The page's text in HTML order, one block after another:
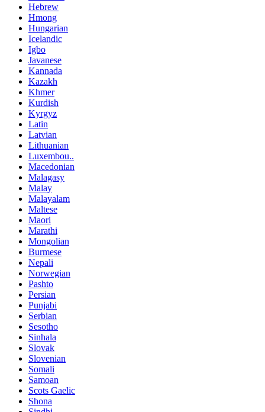
Hebrew
Hmong
Hungarian
Icelandic
Igbo
Javanese
Kannada
Kazakh
Khmer
Kurdish
Kyrgyz
Latin
Latvian
Lithuanian
Luxembou..
Macedonian
Malagasy
Malay
Malayalam
Maltese
Maori
Marathi
Mongolian
Burmese
Nepali
Norwegian
Pashto
Persian
Punjabi
Serbian
Sesotho
Sinhala
Slovak
Slovenian
Somali
Samoan
Scots Gaelic
Shona